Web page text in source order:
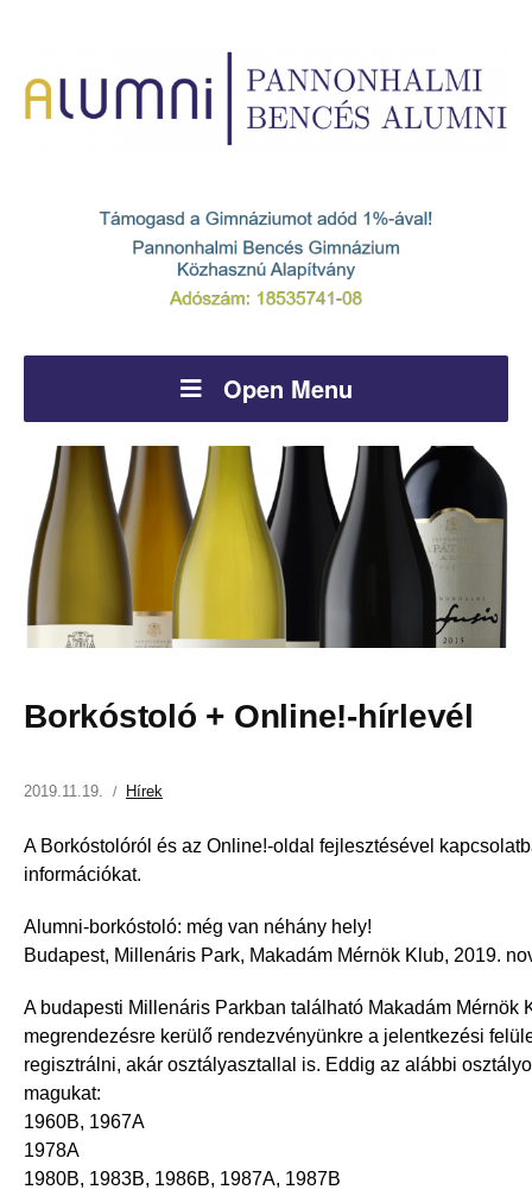
Open Menu
Borkóstoló + Online!-hírlevél
2019.11.19. Hírek
A Borkóstolóról és az Online!-oldal fejlesztésével
információkat.
Alumni-borkóstoló: még van néhány hely!
Budapest, Millenáris Park, Makadám Mérnök Klub, 2019.
A budapesti Millenáris Parkban található Makadám Mérnök
megrendezésre kerülő rendezvényünkre a jelentkezési
regisztrálni, akár osztályasztallal is. Eddig az alábbi
magukat:
1960B, 1967A
1978A
1980B, 1983B, 1986B, 1987A, 1987B